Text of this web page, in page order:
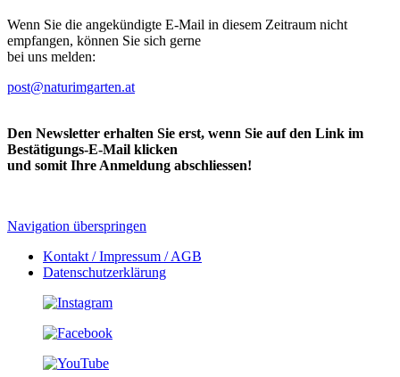
Wenn Sie die angekündigte E-Mail in diesem Zeitraum nicht
empfangen, können Sie sich gerne
bei uns melden:
post@naturimgarten.at
Den Newsletter erhalten Sie erst, wenn Sie auf den Link im
Bestätigungs-E-Mail klicken
und somit Ihre Anmeldung abschliessen!
Navigation überspringen
Kontakt / Impressum / AGB
Datenschutzerklärung